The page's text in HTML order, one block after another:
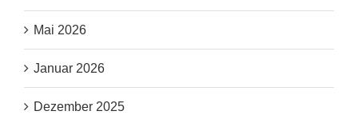
Mai 2026
Januar 2026
Dezember 2025